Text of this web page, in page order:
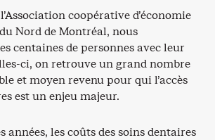
coopérative d’économie
Nord de Montréal, nous
centaines de personnes avec leur
ci, on retrouve un grand nombre
et moyen revenu pour qui l’accès
est un enjeu majeur.
années, les coûts des soins dentaires